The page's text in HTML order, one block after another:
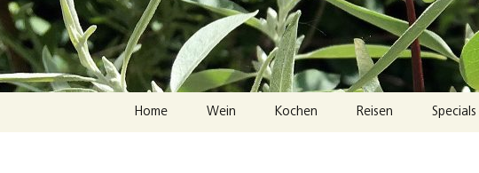
Home Wein Kochen Reisen Specials